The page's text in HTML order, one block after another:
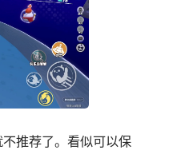
推荐了。看似可以保